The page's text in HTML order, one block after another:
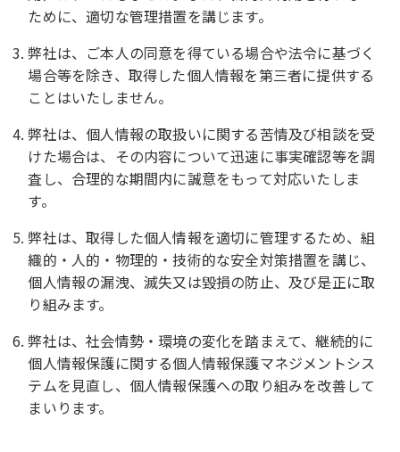
ために、適切な管理措置を講じます。
弊社は、ご本人の同意を得ている場合や法令に基づく
場合等を除き、取得した個人情報を第三者に提供する
ことはいたしません。
弊社は、個人情報の取扱いに関する苦情及び相談を受
けた場合は、その内容について迅速に事実確認等を調
査し、合理的な期間内に誠意をもって対応いたしま
す。
弊社は、取得した個人情報を適切に管理するため、組
織的・人的・物理的・技術的な安全対策措置を講じ、
個人情報の漏洩、滅失又は毀損の防止、及び是正に取
り組みます。
弊社は、社会情勢・環境の変化を踏まえて、継続的に
個人情報保護に関する個人情報保護マネジメントシス
テムを見直し、個人情報保護への取り組みを改善して
まいります。